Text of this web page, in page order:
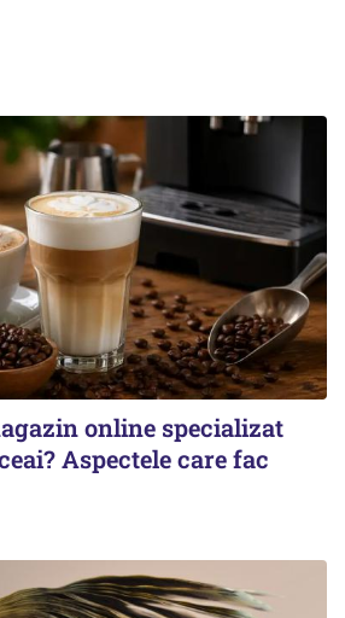
online specializat
Aspectele care fac